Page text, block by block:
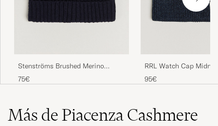
Stenströms Brushed Merino
75€
RRL Watch Cap
95€
Más de Piacenza Cashmere